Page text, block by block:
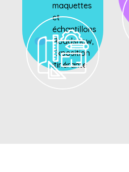
maquettes
et
échantillons
Roadshow,
Exposition
itinérante